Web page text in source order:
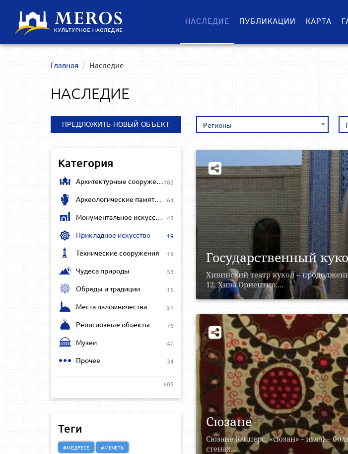
НАСЛЕДИЕ ПУБЛИКАЦИИ КАРТА
Главная Наследие
НАСЛЕДИЕ
ПРЕДЛОЖИТЬ НОВЫЙ ОБЪЕКТ
Категория
Архитектурные сооружения 182
Археологические памятники 64
Монументальное искусство 45
Прикладное искусство 19
Технические сооружения 19
Чудеса природы 53
Обряды и традиции 15
Места паломничества 51
Религиозные объекты 76
Музеи 47
Прочее 34
605
Теги
#МЕДРЕСЕ
#МЕЧЕТЬ
Регионы
Государственный
Хивинский театр кукол –
12, Хива Ориентир:...
Сюзане
Сюзане (от перс. «сюзан» - игла) –
стенах...